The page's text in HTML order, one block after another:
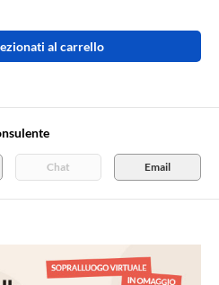
al carrello
Chat Email